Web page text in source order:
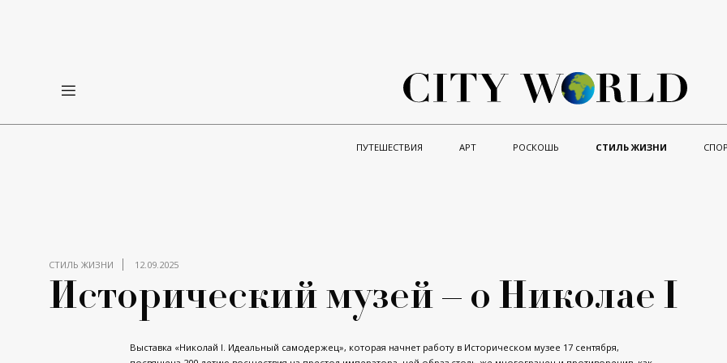
ПУТЕШЕСТВИЯ АРТ РОСКОШЬ СТИЛЬ ЖИЗНИ
СТИЛЬ ЖИЗНИ 12.09.2025
Исторический музей – о Николае I
Выставка «Николай I. Идеальный самодержец», которая начнет работу в Историческом музее 17 сентября,